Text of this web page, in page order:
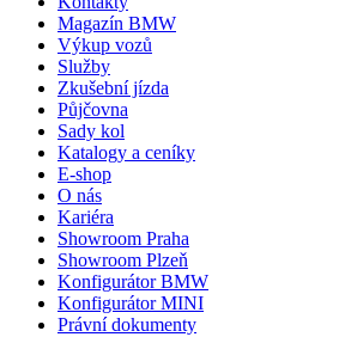
Magazín BMW
Výkup vozů
Služby
Zkušební jízda
Půjčovna
Sady kol
Katalogy a ceníky
E-shop
O nás
Kariéra
Showroom Praha
Showroom Plzeň
Konfigurátor BMW
Konfigurátor MINI
Právní dokumenty